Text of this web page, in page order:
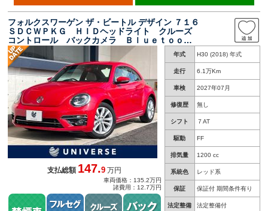
フォルクスワーゲン ザ・ビートル デザイン ７１６
ＳＤＣＷＰＫＧ ＨＩＤヘッドライト クルーズ
コントロール バックカメラ Ｂｌｕｅｔｏｏｔ
ｈ スマートキー 禁煙車 純正１７インチＡ
Ｗ ＥＴＣ
年式 H30 (2018) 年式
走行 6.1万Km
車検 2027年07月
修復歴 無し
シフト ７AT
駆動 FF
排気量 1200 cc
系統色 レッド系
保証 保証付 期間条件有り
法定整備 法定整備付
支払総額147.9 万円
車両価格：135.2万円
諸費用：12.7万円